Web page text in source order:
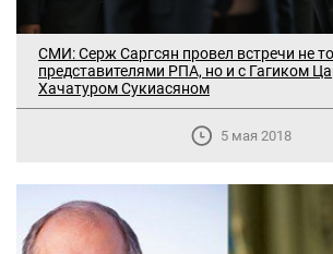
СМИ: Серж Саргсян провел встречи не
представителями РПА, но и c Гагиком
Хачатуром Сукиасяном
5 мая 2018